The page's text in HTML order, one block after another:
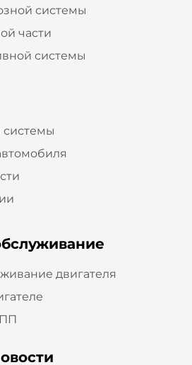
системы
части
системы
системы
двигателя